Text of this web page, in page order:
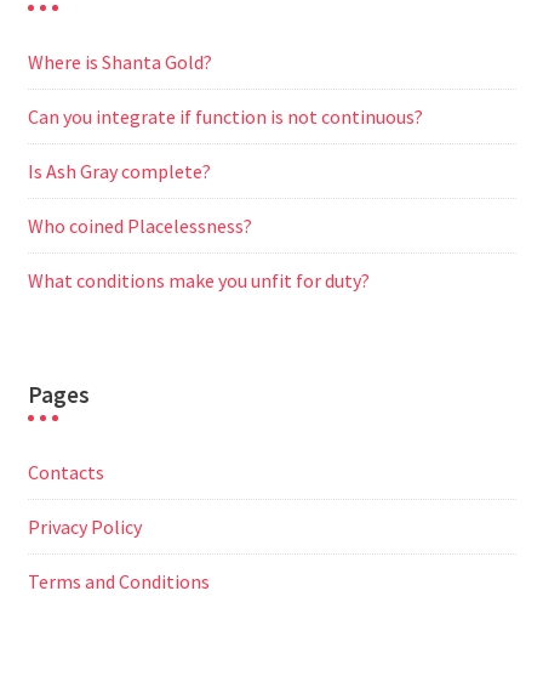
Where is Shanta Gold?
Can you integrate if function is not continuous?
Is Ash Gray complete?
Who coined Placelessness?
What conditions make you unfit for duty?
Pages
Contacts
Privacy Policy
Terms and Conditions